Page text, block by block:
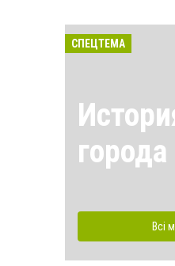
СПЕЦТЕМА
города
Всі